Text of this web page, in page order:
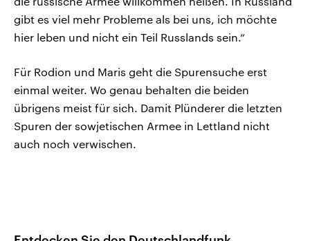
gibt es viel mehr Probleme als bei uns, ich möchte
hier leben und nicht ein Teil Russlands sein.“
Für Rodion und Maris geht die Spurensuche erst
einmal weiter. Wo genau behalten die beiden
übrigens meist für sich. Damit Plünderer die letzten
Spuren der sowjetischen Armee in Lettland nicht
auch noch verwischen.